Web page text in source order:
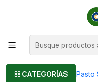
CATEGORÍAS Pasto
Pasto
35mm - Grass